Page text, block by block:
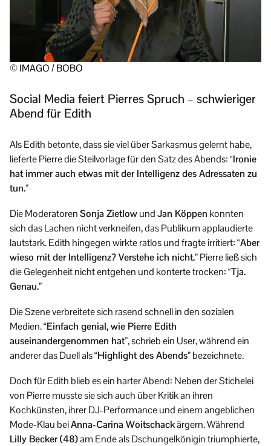
© IMAGO / BOBO
Social Media feiert Pierres Spruch – schwieriger
Abend für Edith
Als Edith betonte, dass sie viel über Sarkasmus gelernt habe,
lieferte Pierre die Steilvorlage für den Satz des Abends:“Ironie
hat immer auch etwas mit der Intelligenz des Adressaten zu
tun.”
Die ModeratorenSonja ZietlowundJan Köppen konnten
sich das Lachen nicht verkneifen, das Publikum applaudierte
lautstark. Edith hingegen wirkte ratlos und fragte irritiert:“Aber
wieso mit der Intelligenz? Verstehe ich nicht.”Pierre ließ sich
die Gelegenheit nicht entgehen und konterte trocken:“Tja.
Genau.”
Die Szene verbreitete sich rasend schnell in den sozialen
Medien.“Einfach genial, wie Pierre Edith
auseinandergenommen hat”, schrieb ein User, während ein
anderer das Duell als“Highlight des Abends”bezeichnete.
Doch für Edith blieb es ein harter Abend: Neben der Stichelei
von Pierre musste sie sich auch über Kritik an ihren
Kochkünsten, ihrer DJ-Performance und einem angeblichen
Mode-Klau beiAnna-Carina Woitschackärgern. Während
Lilly Becker (48)am Ende als Dschungelkönigin triumphierte,